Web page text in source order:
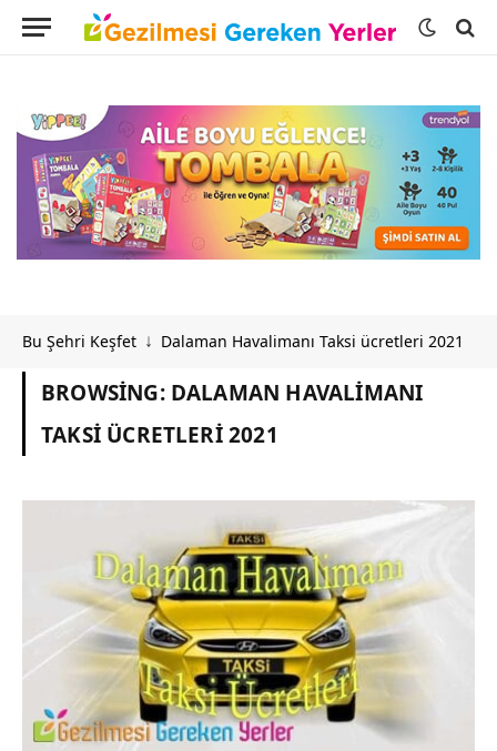
Bu Şehri Keşfet ↓ Dalaman Havalimanı Taksi ücretleri 2021
BROWSING: DALAMAN HAVALIMANI
TAKSI ÜCRETLERI 2021